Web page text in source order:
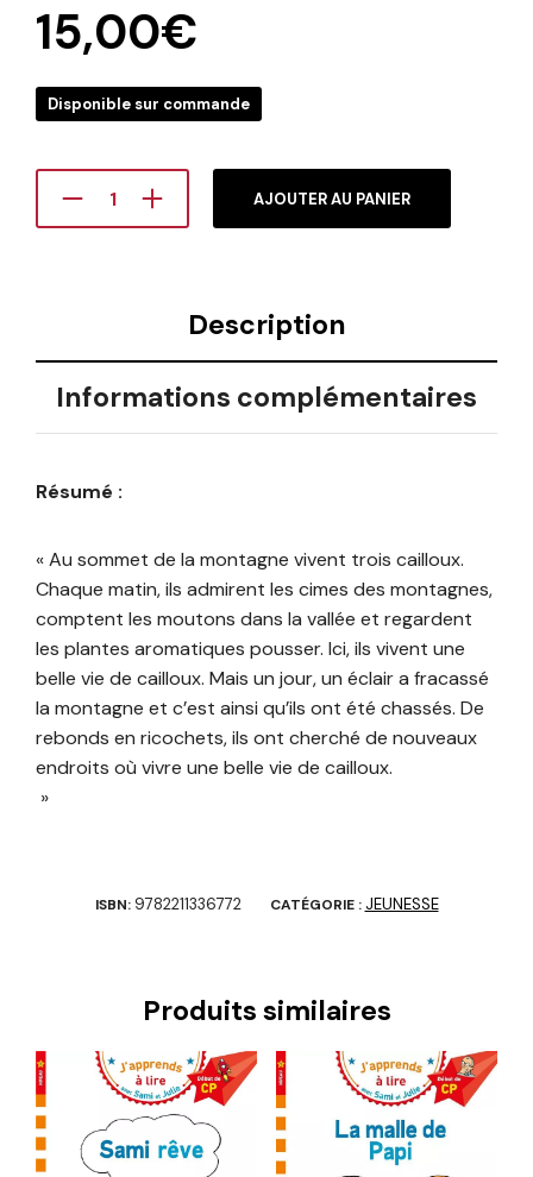
15,00€
Disponible sur commande
AJOUTER AU PANIER
Description
Informations complémentaires
Résumé :
« Au sommet de la montagne vivent trois cailloux.
Chaque matin, ils admirent les cimes des montagnes,
comptent les moutons dans la vallée et regardent
les plantes aromatiques pousser. Ici, ils vivent une
belle vie de cailloux. Mais un jour, un éclair a fracassé
la montagne et c’est ainsi qu’ils ont été chassés. De
rebonds en ricochets, ils ont cherché de nouveaux
endroits où vivre une belle vie de cailloux.
»
ISBN: 9782211336772 CATÉGORIE : JEUNESSE
Produits similaires